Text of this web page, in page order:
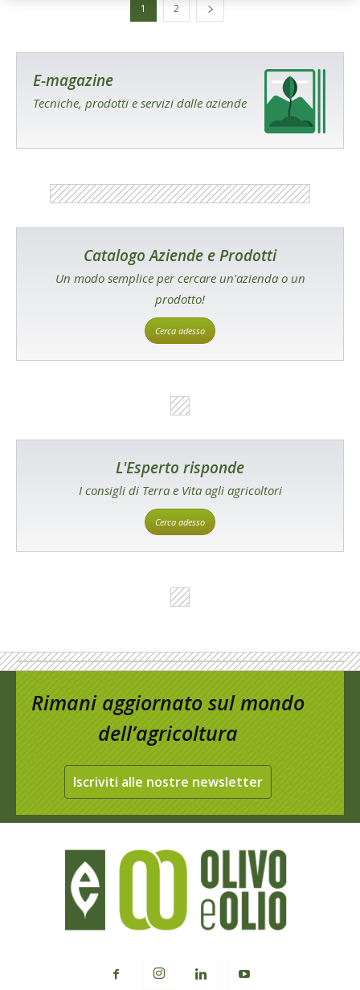
1 2
E-magazine
Tecniche, prodotti e servizi dalle aziende
Catalogo Aziende e Prodotti
Un modo semplice per cercare un'azienda o un
prodotto!
Cerca adesso
L'Esperto risponde
I consigli di Terra e Vita agli agricoltori
Cerca adesso
Rimani aggiornato sul mondo
dell’agricoltura
Iscriviti alle nostre newsletter